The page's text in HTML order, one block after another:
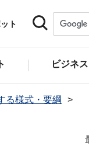
ト
ビジネス
る様式・要綱